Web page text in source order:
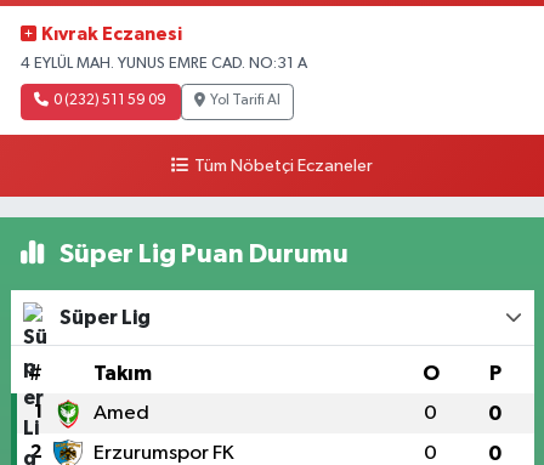
Kıvrak Eczanesi
4 EYLÜL MAH. YUNUS EMRE CAD. NO:31 A
0 (232) 511 59 09 Yol Tarifi Al
Tüm Nöbetçi Eczaneler
Süper Lig Puan Durumu
Süper Lig
# Takım O P
1 Amed 0 0
2 Erzurumspor FK 0 0